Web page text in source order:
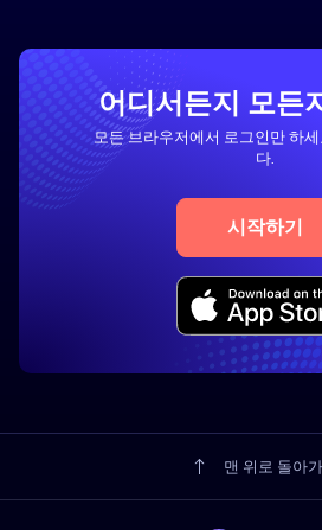
어디서든지 모든
모든 브라우저에서 로그인만 하
다.
시작하기
맨 위로 돌아